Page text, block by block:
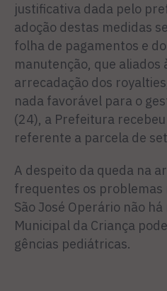
justificativa dada pelo
ado­ção destas medidas
folha de pagamentos e
manutenção, que aliados
arrecadação dos
nada favorável para o
(24), a Prefeitura
referente a parcela de
A despeito da queda na
frequentes os pro­blemas
São José Operário não
Municipal da Criança
gências pediátricas.